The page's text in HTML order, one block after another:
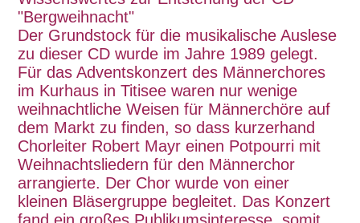
"Bergweihnacht"
Der Grundstock für die musikalische Auslese
zu dieser CD wurde im Jahre 1989 gelegt.
Für das Adventskonzert des Männerchores
im Kurhaus in Titisee waren nur wenige
weihnachtliche Weisen für Männerchöre auf
dem Markt zu finden, so dass kurzerhand
Chorleiter Robert Mayr einen Potpourri mit
Weihnachtsliedern für den Männerchor
arrangierte. Der Chor wurde von einer
kleinen Bläsergruppe begleitet. Das Konzert